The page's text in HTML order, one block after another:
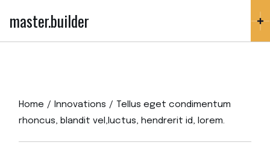
master.builder
Home Innovations
Tellus eget condimentum
rhoncus, blandit vel,luctus, hendrerit id, lorem.